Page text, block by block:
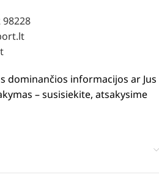
98228
dominančios informacijos ar Jus
– susisiekite, atsakysime